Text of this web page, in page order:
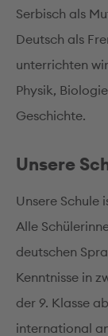
Serbisch als
Deutsch als
unterrichten
Physik,
Geschichte.
Unsere
Unsere Schule
Alle
deutschen
Kenntnisse in
der 9. Klasse
international